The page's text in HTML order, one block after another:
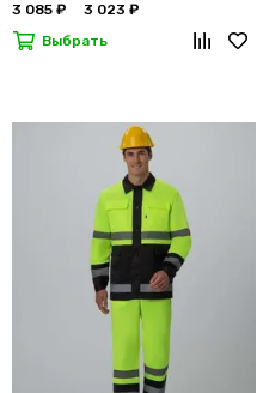
3 085 ₽
3 023 ₽
Выбрать